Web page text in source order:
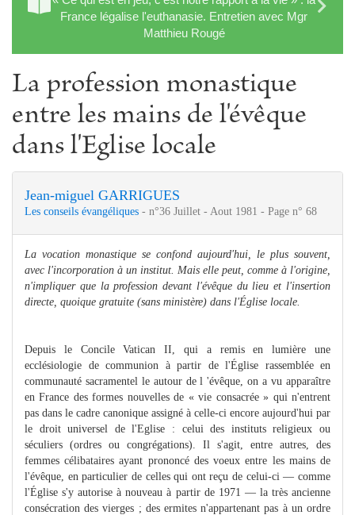
France légalise l'euthanasie. Entretien avec Mgr
Matthieu Rougé
La profession monastique
entre les mains de l'évêque
dans l'Eglise locale
Jean-miguel GARRIGUES
Les conseils évangéliques - n°36 Juillet - Aout 1981 - Page n° 68
La vocation monastique se confond aujourd'hui, le plus souvent,
avec l'incorporation à un institut. Mais elle peut, comme à l'origine,
n'impliquer que la profession devant l'évêque du lieu et l'insertion
directe, quoique gratuite (sans ministère) dans l'Église locale.
Depuis le Concile Vatican II, qui a remis en lumière une
ecclésiologie de communion à partir de l'Église rassemblée en
communauté sacramentel le autour de l 'évêque, on a vu apparaître
en France des formes nouvelles de « vie consacrée » qui n'entrent
pas dans le cadre canonique assigné à celle-ci encore aujourd'hui par
le droit universel de l'Eglise : celui des instituts religieux ou
séculiers (ordres ou congrégations). Il s'agit, entre autres, des
femmes célibataires ayant prononcé des voeux entre les mains de
l'évêque, en particulier de celles qui ont reçu de celui-ci — comme
l'Église s'y autorise à nouveau à partir de 1971 — la très ancienne
consécration des vierges ; des ermites n'appartenant pas à un ordre